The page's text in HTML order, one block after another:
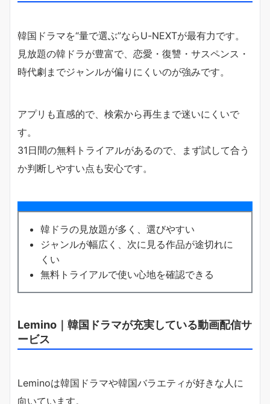
韓国ドラマを“量で選ぶ”ならU-NEXTが最有力です。
見放題の韓ドラが豊富で、恋愛・復讐・サスペンス・
時代劇までジャンルが偏りにくいのが強みです。
アプリも直感的で、検索から再生まで迷いにくいで
す。
31日間の無料トライアルがあるので、まず試して合う
か判断しやすい点も安心です。
韓ドラの見放題が多く、選びやすい
ジャンルが幅広く、次に見る作品が途切れに
くい
無料トライアルで使い心地を確認できる
Lemino｜韓国ドラマが充実している動画配信サ
ービス
Leminoは韓国ドラマや韓国バラエティが好きな人に
向いています。